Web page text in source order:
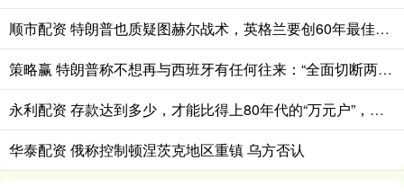
顺市配资 特朗普也质疑图赫尔战术，英格兰要创60年最佳战绩困难重重
策略赢 特朗普称不想再与西班牙有任何往来：“全面切断两国贸易”
永利配资 存款达到多少，才能比得上80年代的“万元户”，你们超过了吗？
华泰配资 俄称控制顿涅茨克地区重镇 乌方否认